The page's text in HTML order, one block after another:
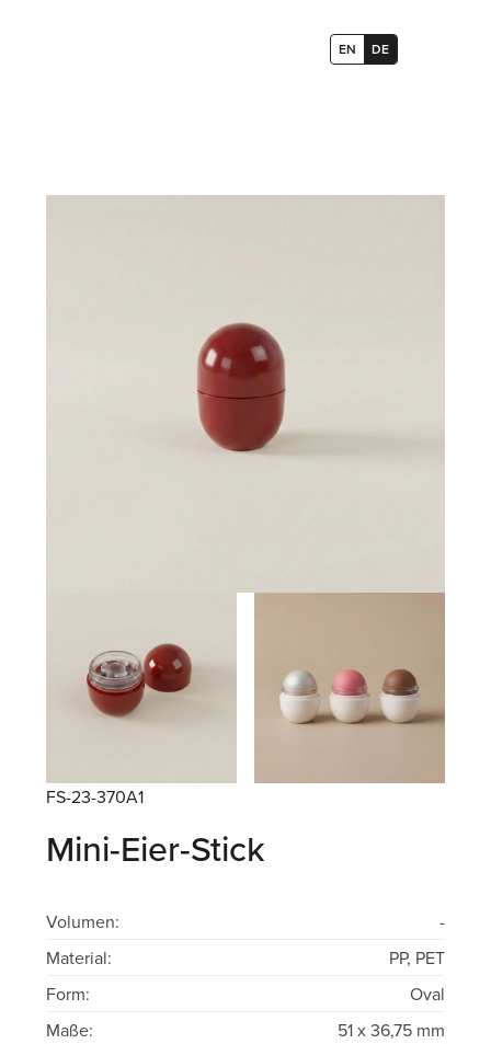
EN DE
FS-23-370A1
Mini-Eier-Stick
Volumen:
-
Material:
PP, PET
Form:
Oval
Maße:
51 x 36,75 mm